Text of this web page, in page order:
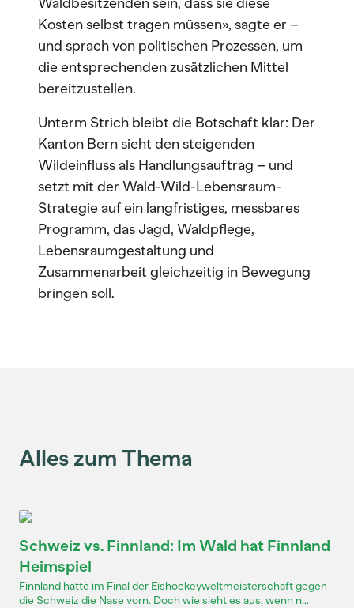
Kosten selbst tragen müssen», sagte er –
und sprach von politischen Prozessen, um
die entsprechenden zusätzlichen Mittel
bereitzustellen.
Unterm Strich bleibt die Botschaft klar: Der
Kanton Bern sieht den steigenden
Wildeinfluss als Handlungsauftrag – und
setzt mit der Wald-Wild-Lebensraum-
Strategie auf ein langfristiges, messbares
Programm, das Jagd, Waldpflege,
Lebensraumgestaltung und
Zusammenarbeit gleichzeitig in Bewegung
bringen soll.
Alles zum Thema
Schweiz vs. Finnland: Im Wald hat Finnland
Heimspiel
Finnland hatte im Final der Eishockeyweltmeisterschaft gegen
die Schweiz die Nase vorn. Doch wie sieht es aus, wenn n...